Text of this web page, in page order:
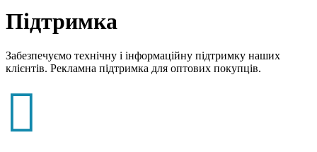
Підтримка
Забезпечуємо технічну і інформаційну підтримку наших
клієнтів. Рекламна підтримка для оптових покупців.
